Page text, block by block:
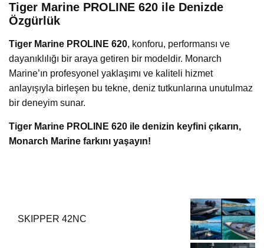
Tiger Marine PROLINE 620 ile Denizde
Özgürlük
Tiger Marine PROLINE 620, konforu, performansı ve
dayanıklılığı bir araya getiren bir modeldir. Monarch
Marine’ın profesyonel yaklaşımı ve kaliteli hizmet
anlayışıyla birleşen bu tekne, deniz tutkunlarına unutulmaz
bir deneyim sunar.
Tiger Marine PROLINE 620 ile denizin keyfini çıkarın,
Monarch Marine farkını yaşayın!
SKIPPER 42NC